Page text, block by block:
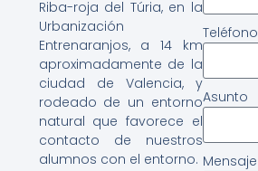
Riba-roja del Túria, en la
Urbanización
Entrenaranjos, a 14 km
aproximadamente de la
ciudad de Valencia, y
rodeado de un entorno
natural que favorece el
contacto de nuestros
alumnos con el entorno.
Teléfono
Asunto
Mensaje